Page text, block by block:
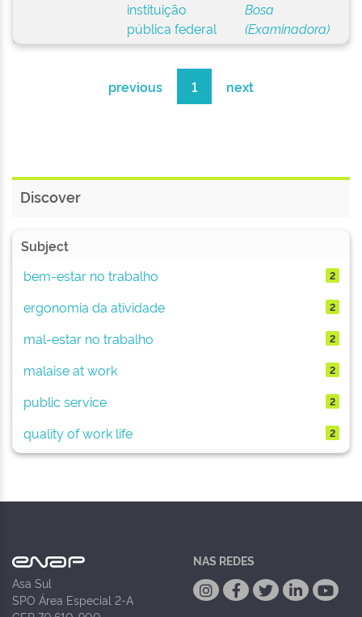
instituição
pública federal
Bosa
(Examinadora)
previous 1 next
Discover
Subject
bem-estar no trabalho
2
ergonomia da atividade 2
mal-estar no trabalho 2
malaise at work 2
public service 2
quality of work life 2
Asa Sul
SPO Área Especial 2-A
NAS REDES